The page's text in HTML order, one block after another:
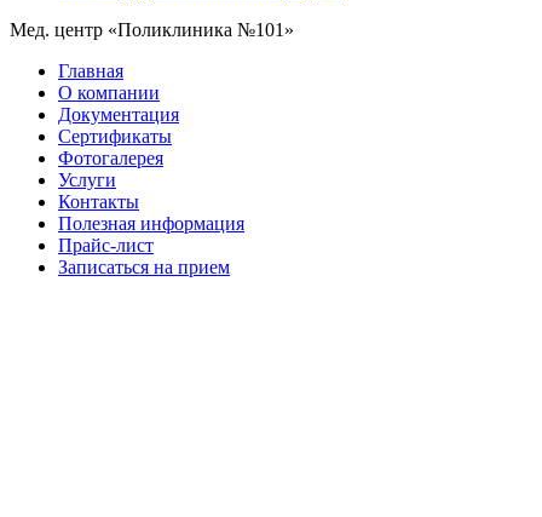
Мед. центр «Поликлиника №101»
Главная
О компании
Документация
Сертификаты
Фотогалерея
Услуги
Контакты
Полезная информация
Прайс-лист
Записаться на прием